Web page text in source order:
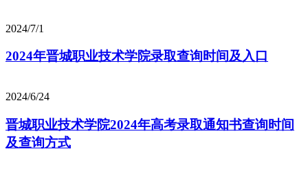
2024/7/1
2024年晋城职业技术学院录取查询时间及入口
2024/6/24
晋城职业技术学院2024年高考录取通知书查询时间
及查询方式